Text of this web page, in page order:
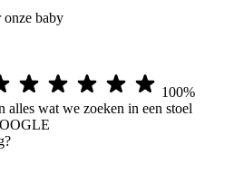
onze baby
100%
alles wat we zoeken in een stoel